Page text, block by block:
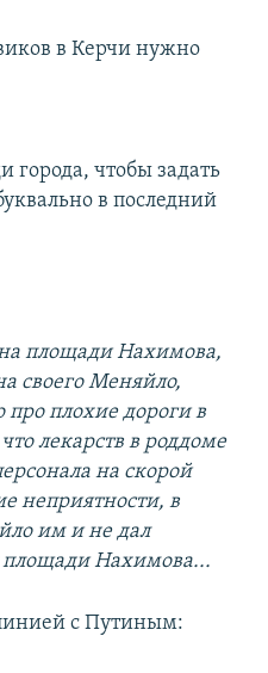
в Керчи нужно
города, чтобы задать
в последний
на площади Нахимова,
своего Меняйло,
плохие дороги в
лекарств в роддоме
на скорой
неприятности, в
им и не дал
площади Нахимова...
с Путиным: